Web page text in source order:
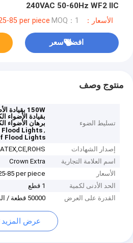
240VAC 50-60Hz WF2 IIC
الأسعار：usd25-85 per piece MOQ：1 قطع
افضل سعر
منتوج وصف
تسليط الضوء
برهان الأضواء
,
Flood Lights
Flood Lights
إصدار الشهادات
ATEX,CE,ROHS
اسم العلامة التجارية
Crown Extra
الأسعار
85 per piece
الحد الأدنى لكمية
1 قطع
القدرة على العرض
50000 قطعة / الشهر
عرض المزيد